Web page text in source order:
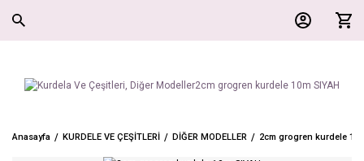
Anasayfa KURDELE VE ÇEŞİTLERİ DİĞER MODELLER 2cm grogren kurdele